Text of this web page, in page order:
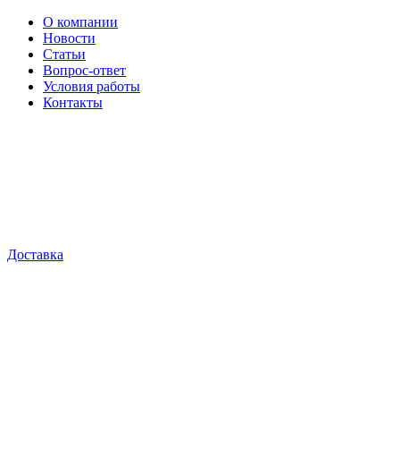
О компании
Новости
Статьи
Вопрос-ответ
Условия работы
Контакты
Доставка